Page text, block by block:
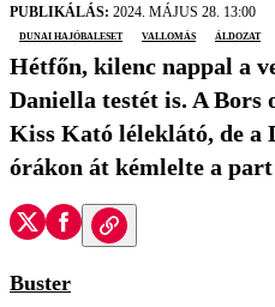
PUBLIKÁLÁS: 2024. MÁJUS 28. 13:00
Dunai hajóbaleset
vallomás áldozat
Hétfőn, kilenc nappal a
Daniella testét is. A Bors
Kiss Kató léleklátó, de a
órákon át kémlelte a
Buster